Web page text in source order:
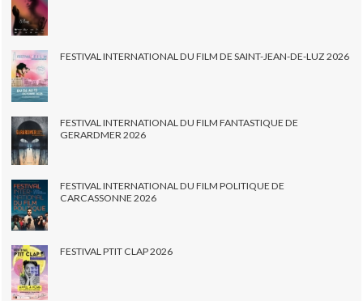
FESTIVAL INTERNATIONAL DU FILM DE SAINT-JEAN-DE-LUZ 2026
FESTIVAL INTERNATIONAL DU FILM FANTASTIQUE DE
GERARDMER 2026
FESTIVAL INTERNATIONAL DU FILM POLITIQUE DE
CARCASSONNE 2026
FESTIVAL PTIT CLAP 2026